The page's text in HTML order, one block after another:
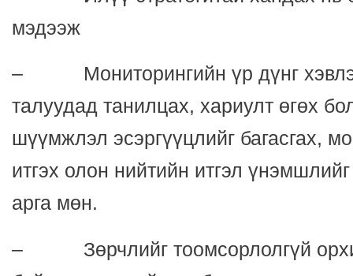
мэдээж
– Мониторингийн үр дүнг
талуудад танилцах, хариулт өгөх
шүүмжлэл эсэргүүцлийг багасгах,
итгэх олон нийтийн итгэл
арга мөн.
– Зөрчлийг тоомсорлолгүй